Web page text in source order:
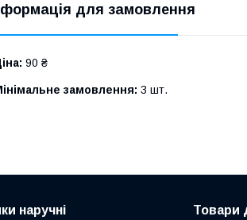
для замовлення
90 ₴
замовлення: 3 шт.
наручні Товари